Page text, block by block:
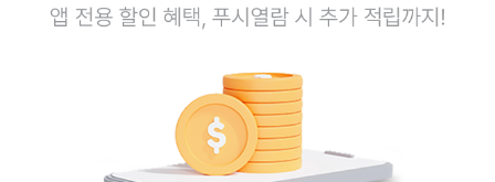
58
모찌리소스 #메이플시럽